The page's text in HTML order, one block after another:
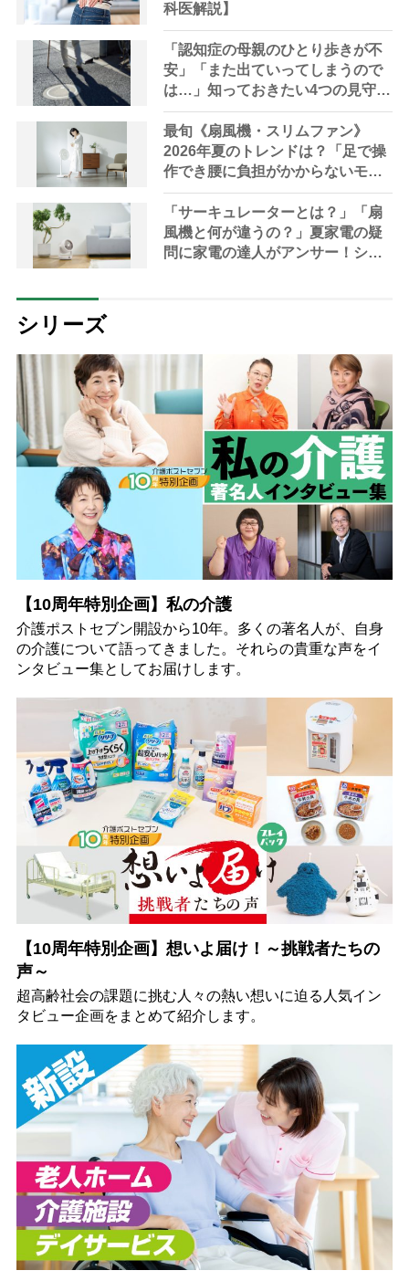
科医解説】
「認知症の母親のひとり歩きが不
安」「また出ていってしまうので
は…」知っておきたい4つの見守り
方法やサービスを専門家が解説
最旬《扇風機・スリムファン》
2026年夏のトレンドは？「足で操
作でき腰に負担がかからないモデ
ルも」【家電の達人が解説】
「サーキュレーターとは？」「扇
風機と何が違うの？」夏家電の疑
問に家電の達人がアンサー！シニ
シリーズ
【10周年特別企画】私の介護
介護ポストセブン開設から10年。多くの著名人が、自身
の介護について語ってきました。それらの貴重な声をイ
ンタビュー集としてお届けします。
【10周年特別企画】想いよ届け！～挑戦者たちの
声～
超高齢社会の課題に挑む人々の熱い想いに迫る人気イン
タビュー企画をまとめて紹介します。